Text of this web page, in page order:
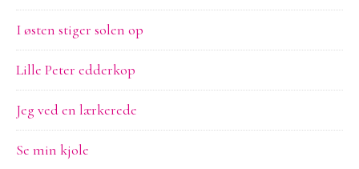
I østen stiger solen op
Lille Peter edderkop
Jeg ved en lærkerede
Se min kjole